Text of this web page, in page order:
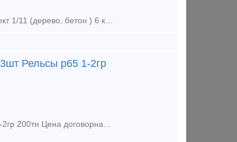
Башмаки крестовинные р65 новые : 1/9 (дерево, бетон) 8 комп по 22000р комплект 1/11 (дерево, бетон ) 6 компл по 24000р комплект 1/11 пр 2750 (бетон) 4компл по 20000р компл Башмаки рамные 2768 но
Рельсы р65 1-2гр
Kpecтoвинa cтpeлoчнoгo пepeвoдa P65 1/9 новая 2023г, кол-во 3шт Рельсы р65 1-2гр 200тн Цена договорная Закупаем любые материалы ВСП во всех регионах РФ: рельсы, стрелочные переводы, подклад